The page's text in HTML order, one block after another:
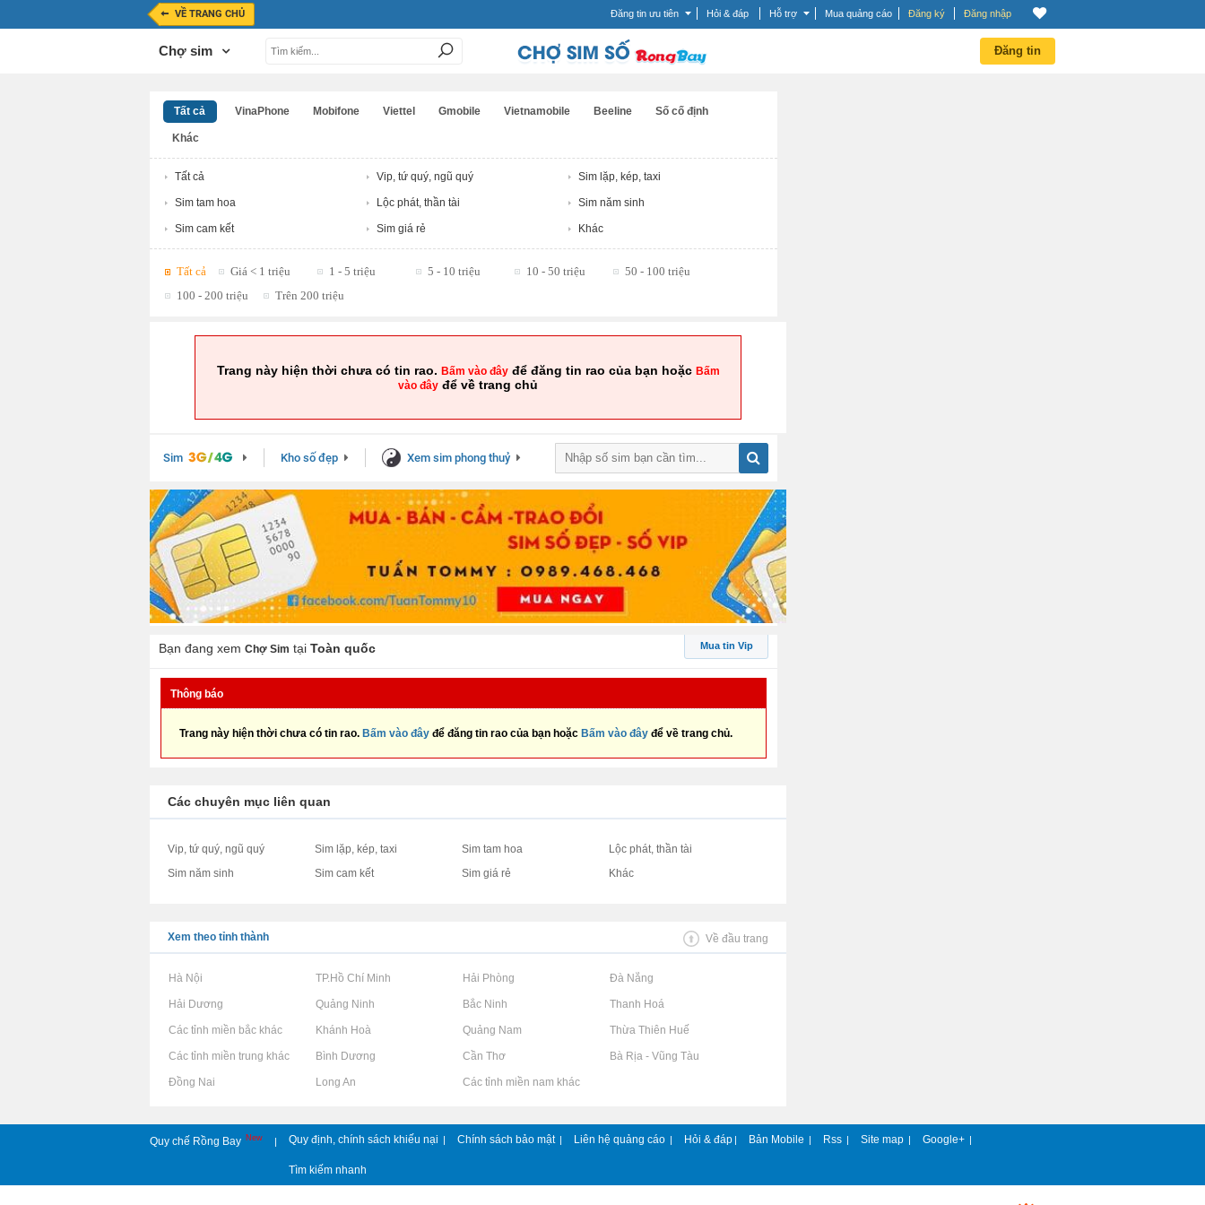
VỀ TRANG CHỦ Đăng tin ưu tiên Hỏi & đáp Hỗ trợ Mua quảng cáo Đăng ký Đăng nhập
Chợ sim Đăng tin
Tất cả VinaPhone Mobifone Viettel Gmobile Vietnamobile Beeline Số cố định
Khác
Tất cả Vip, tứ quý, ngũ quý Sim lặp, kép, taxi
Sim tam hoa Lộc phát, thần tài Sim năm sinh
Sim cam kết Sim giá rẻ Khác
Tất cả Giá < 1 triệu 1 - 5 triệu 5 - 10 triệu 10 - 50 triệu
50 - 100 triệu
100 - 200 triệu
Trên 200 triệu
Trang này hiện thời chưa có tin rao. Bấm vào đâyđể đăng tin rao của bạn hoặc Bấm
vào đây để về trang chủ
Sim Kho số đẹp Xem sim phong thuỷ
Bạn đang xem Chợ Sim tại Toàn quốc Mua tin Vip
Thông báo
Trang này hiện thời chưa có tin rao. Bấm vào đây để đăng tin rao của bạn hoặc Bấm vào đây để về trang chủ.
Các chuyên mục liên quan
Vip, tứ quý, ngũ quý Sim lặp, kép, taxi Sim tam hoa
Lộc phát, thần tài
Sim năm sinh
Sim cam kết Sim giá rẻ Khác
Xem theo tỉnh thành Về đầu trang
Rao vặt tại Hà Nội Rao vặt tại TP.Hồ Chí Minh Rao vặt tại Hải Phòng Rao vặt tại Đà Nẵng
Rao vặt tại Hải Dương Rao vặt tại Quảng Ninh Rao vặt tại Bắc Ninh Rao vặt tại Thanh Hoá
Rao vặt tại Các tỉnh miền bắc khácRao vặt tại Khánh Hoà Rao vặt tại Quảng Nam Rao vặt tại Thừa Thiên Huế
Rao vặt tại Các tỉnh miền trung khácRao vặt tại Bình Dương Rao vặt tại Cần Thơ Rao vặt tại Bà Rịa - Vũng Tàu
Rao vặt tại Đồng Nai Rao vặt tại Long An Rao vặt tại Các tỉnh miền nam khác
Quy chế Rồng Bay New | Quy định, chính sách khiếu nại | Chính sách bảo mật | Liên hệ quảng cáo | Hỏi & đáp | Bản Mobile | Rss | Site map | Google+ |
Tìm kiếm nhanh